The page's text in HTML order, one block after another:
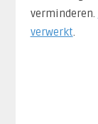
verminderen.
verwerkt.